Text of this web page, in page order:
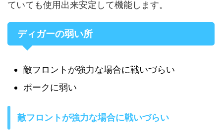
ていても使用出来安定して機能します。
ディガーの弱い所
敵フロントが強力な場合に戦いづらい
ポークに弱い
敵フロントが強力な場合に戦いづらい